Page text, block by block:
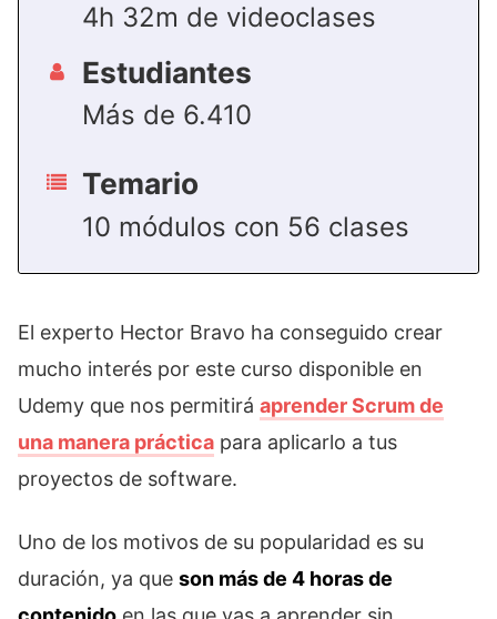
4h 32m de videoclases
Estudiantes
Más de 6.410
Temario
10 módulos con 56 clases
El experto Hector Bravo ha conseguido crear
mucho interés por este curso disponible en
Udemy que nos permitirá aprender Scrum de
una manera práctica para aplicarlo a tus
proyectos de software.
Uno de los motivos de su popularidad es su
duración, ya que son más de 4 horas de